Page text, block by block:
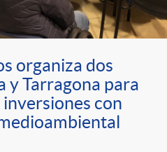
organiza dos
y Tarragona para
con